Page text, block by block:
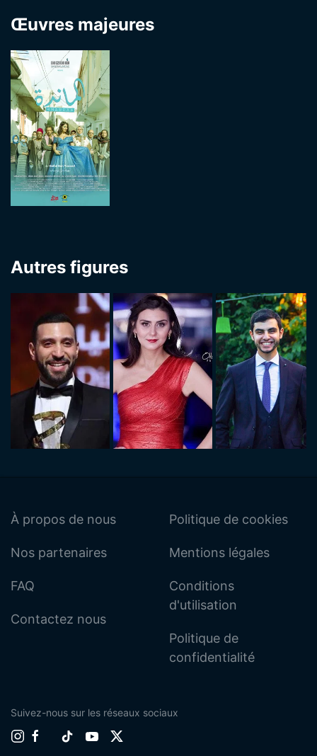
Œuvres majeures
Autres figures
À propos de nous
Nos partenaires
FAQ
Contactez nous
Politique de cookies
Mentions légales
Conditions
d'utilisation
Politique de
confidentialité
Suivez-nous sur les réseaux sociaux